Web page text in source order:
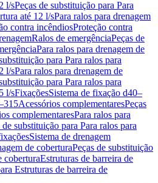
l/sPeças de substituição para Para
até 12 l/sPara ralos para drenagem
contra incêndiosProteção contra
Ralos de emergênciaPeças de
Para ralos para drenagem de
para Para ralos para
l/sPara ralos para drenagem de
para Para ralos para
l/sFixaçõesSistema de fixação d40–
Acessórios complementaresPeças
complementaresPara ralos para
de substituição para Para ralos para
Sistema de drenagem
de coberturaPeças de substituição
coberturaEstruturas de barreira de
Estruturas de barreira de